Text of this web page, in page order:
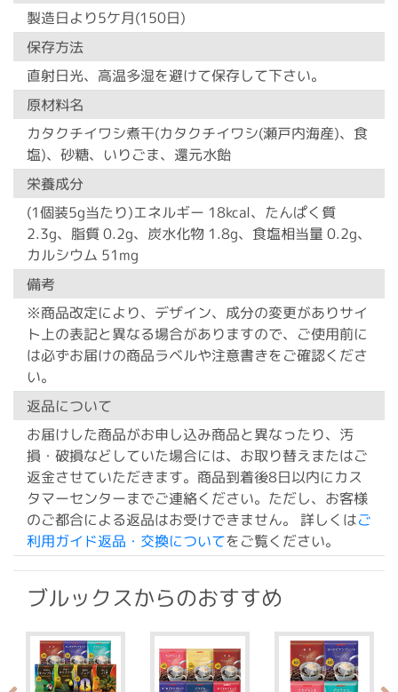
製造日より5ケ月(150日)
保存方法
直射日光、高温多湿を避けて保存して下さい。
原材料名
カタクチイワシ煮干(カタクチイワシ(瀬戸内海産)、食
塩)、砂糖、いりごま、還元水飴
栄養成分
(1個装5g当たり)エネルギー 18kcal、たんぱく質
2.3g、脂質 0.2g、炭水化物 1.8g、食塩相当量 0.2g、
カルシウム 51mg
備考
※商品改定により、デザイン、成分の変更がありサイ
ト上の表記と異なる場合がありますので、ご使用前に
は必ずお届けの商品ラベルや注意書きをご確認くださ
い。
返品について
お届けした商品がお申し込み商品と異なったり、汚
損・破損などしていた場合には、お取り替えまたはご
返金させていただきます。商品到着後8日以内にカス
タマーセンターまでご連絡ください。ただし、お客様
のご都合による返品はお受けできません。 詳しくはご
利用ガイド返品・交換についてをご覧ください。
ブルックスからのおすすめ